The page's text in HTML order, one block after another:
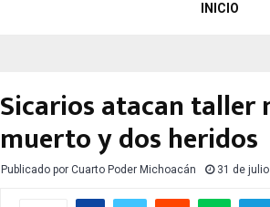
INICIO
Sicarios atacan taller
muerto y dos heridos
Publicado por Cuarto Poder Michoacán 31 de